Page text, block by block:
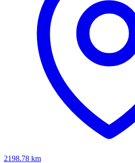
2198.78 km